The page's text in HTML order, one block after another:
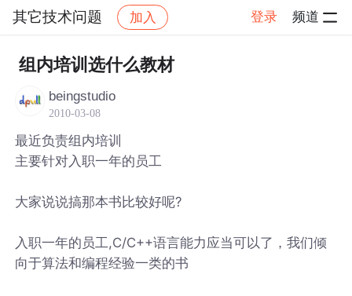
其它技术问题 加入 登录 频道
社区 其它技术问题 帖子详情
组内培训选什么教材
beingstudio
2010-03-08
最近负责组内培训
主要针对入职一年的员工
大家说说搞那本书比较好呢?
入职一年的员工,C/C++语言能力应当可以了，我们倾
向于算法和编程经验一类的书